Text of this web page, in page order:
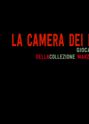
Image